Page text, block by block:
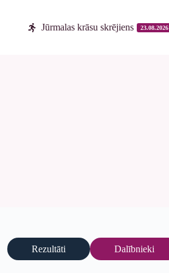
Jūrmalas krāsu skrējiens 23.08.2026
Rezultāti Dalībnieki